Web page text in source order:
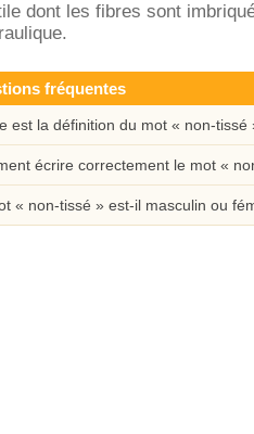
dont les fibres sont
fréquentes
est la définition du mot « non-tissé
écrire correctement le mot «
« non-tissé » est-il masculin ou